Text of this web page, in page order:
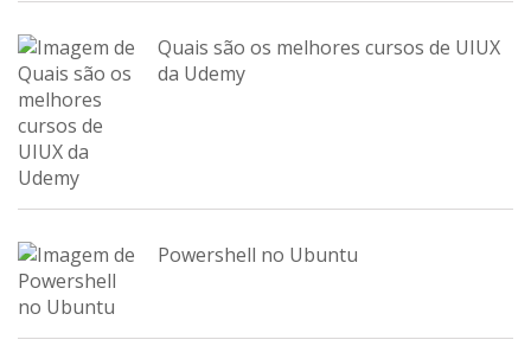
Quais são os melhores cursos de UIUX
da Udemy
Powershell no Ubuntu